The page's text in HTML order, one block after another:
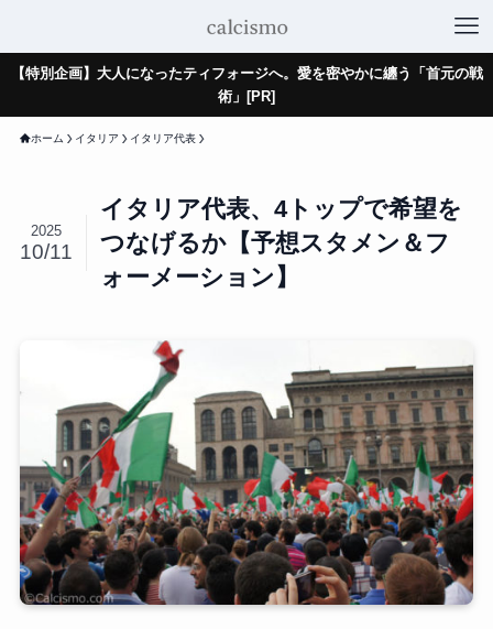
【特別企画】大人になったティフォージへ。愛を密やかに纏う「首元の戦
術」[PR]
ホーム イタリア イタリア代表
イタリア代表、4トップで希望を
つなげるか【予想スタメン＆フ
ォーメーション】
2025
10/11